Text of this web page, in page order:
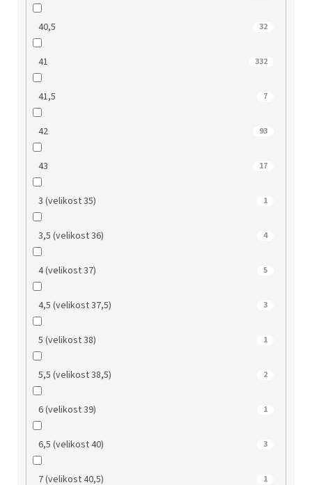
40,5 32
41 332
41,5 7
42 93
43 17
3 (velikost 35) 1
3,5 (velikost 36) 4
4 (velikost 37) 5
4,5 (velikost 37,5) 3
5 (velikost 38) 1
5,5 (velikost 38,5) 2
6 (velikost 39) 1
6,5 (velikost 40) 3
7 (velikost 40,5) 1